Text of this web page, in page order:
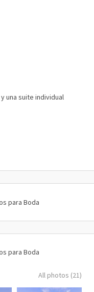
una suite individual
para Boda
para Boda
All photos (21)